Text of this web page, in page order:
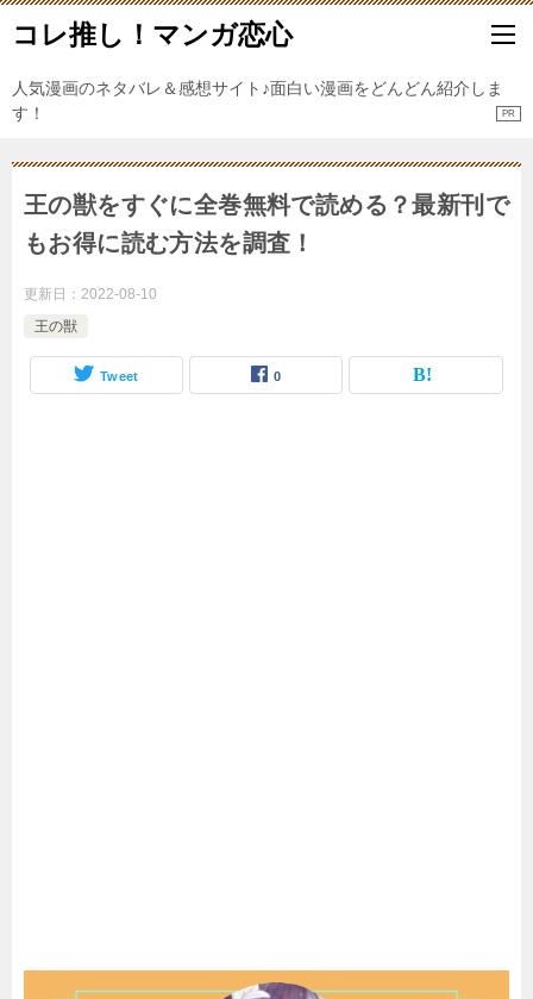
コレ推し！マンガ恋心
人気漫画のネタバレ＆感想サイト♪面白い漫画をどんどん紹介しま
す！
王の獣をすぐに全巻無料で読める？最新刊で
もお得に読む方法を調査！
更新日： 2022-08-10
王の獣
Tweet 0